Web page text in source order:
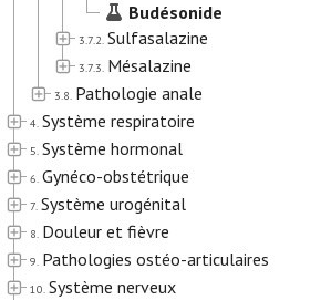
Budésonide
3.7.2. Sulfasalazine
3.7.3. Mésalazine
3.8. Pathologie anale
4. Système respiratoire
5. Système hormonal
6. Gynéco-obstétrique
7. Système urogénital
8. Douleur et fièvre
9. Pathologies ostéo-articulaires
10. Système nerveux